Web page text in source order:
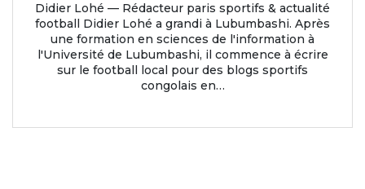
Didier Lohé — Rédacteur paris sportifs & actualité
football Didier Lohé a grandi à Lubumbashi. Après
une formation en sciences de l'information à
l'Université de Lubumbashi, il commence à écrire
sur le football local pour des blogs sportifs
congolais en…